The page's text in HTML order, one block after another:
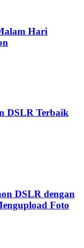
Hari
DSLR Terbaik
DSLR dengan
Foto